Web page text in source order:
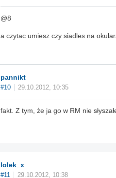
@8
a czytac umiesz czy siadles na
pannikt
#10 29.10.2012, 10:35
fakt. Z tym, że ja go w RM nie
lolek_x
#11 29.10.2012, 10:38